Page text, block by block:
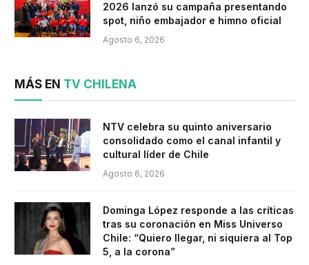
2026 lanzó su campaña presentando
spot, niño embajador e himno oficial
Agosto 6, 2026
MÁS EN TV CHILENA
NTV celebra su quinto aniversario
consolidado como el canal infantil y
cultural líder de Chile
Agosto 6, 2026
Dominga López responde a las críticas
tras su coronación en Miss Universo
Chile: “Quiero llegar, ni siquiera al Top
5, a la corona”